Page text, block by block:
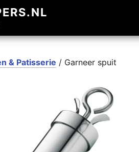
& Patisserie / Garneer spuit